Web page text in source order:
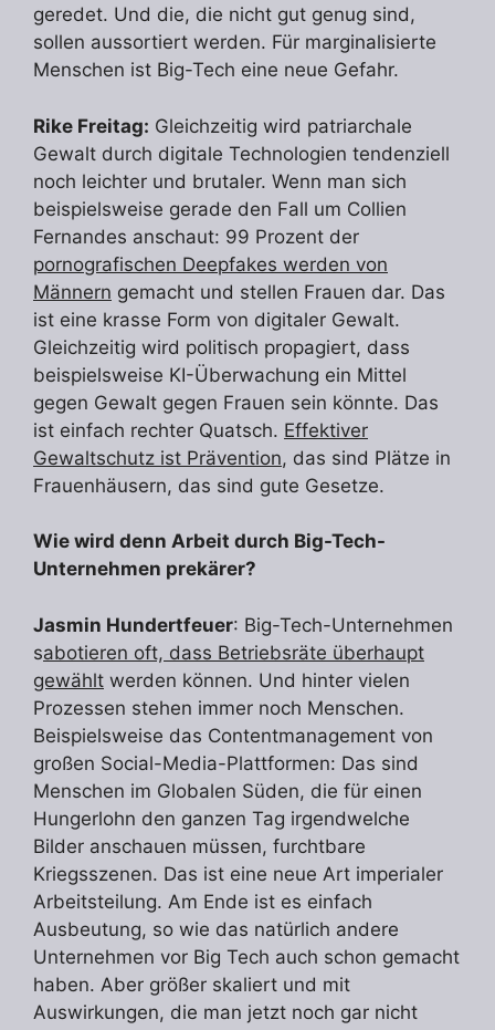
geredet. Und die, die nicht gut genug sind,
sollen aussortiert werden. Für marginalisierte
Menschen ist Big-Tech eine neue Gefahr.
Rike Freitag: Gleichzeitig wird patriarchale
Gewalt durch digitale Technologien tendenziell
noch leichter und brutaler. Wenn man sich
beispielsweise gerade den Fall um Collien
Fernandes anschaut: 99 Prozent der
pornografischen Deepfakes werden von
Männern gemacht und stellen Frauen dar. Das
ist eine krasse Form von digitaler Gewalt.
Gleichzeitig wird politisch propagiert, dass
beispielsweise KI-Überwachung ein Mittel
gegen Gewalt gegen Frauen sein könnte. Das
ist einfach rechter Quatsch. Effektiver
Gewaltschutz ist Prävention, das sind Plätze in
Frauenhäusern, das sind gute Gesetze.
Wie wird denn Arbeit durch Big-Tech-
Unternehmen prekärer?
Jasmin Hundertfeuer: Big-Tech-Unternehmen
sabotieren oft, dass Betriebsräte überhaupt
gewählt werden können. Und hinter vielen
Prozessen stehen immer noch Menschen.
Beispielsweise das Contentmanagement von
großen Social-Media-Plattformen: Das sind
Menschen im Globalen Süden, die für einen
Hungerlohn den ganzen Tag irgendwelche
Bilder anschauen müssen, furchtbare
Kriegsszenen. Das ist eine neue Art imperialer
Arbeitsteilung. Am Ende ist es einfach
Ausbeutung, so wie das natürlich andere
Unternehmen vor Big Tech auch schon gemacht
haben. Aber größer skaliert und mit
Auswirkungen, die man jetzt noch gar nicht